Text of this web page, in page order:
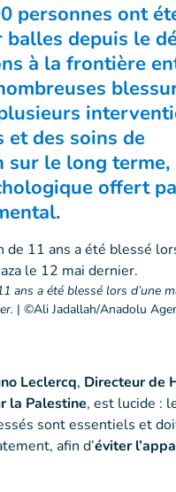
personnes ont
balles depuis le
à la frontière
et des soins de
sur le long terme,
offert
ans a été blessé lors d’une
| ©Ali Jadallah/Anadolu
Leclercq, Directeur de
la Palestine, est lucide :
sont essentiels et
afin d’éviter